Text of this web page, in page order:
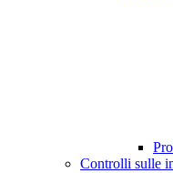
Controlli sulle